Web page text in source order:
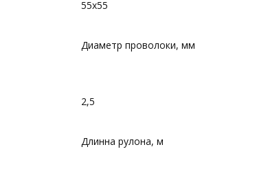
55х55
Диаметр проволоки, мм
2,5
Длинна рулона, м